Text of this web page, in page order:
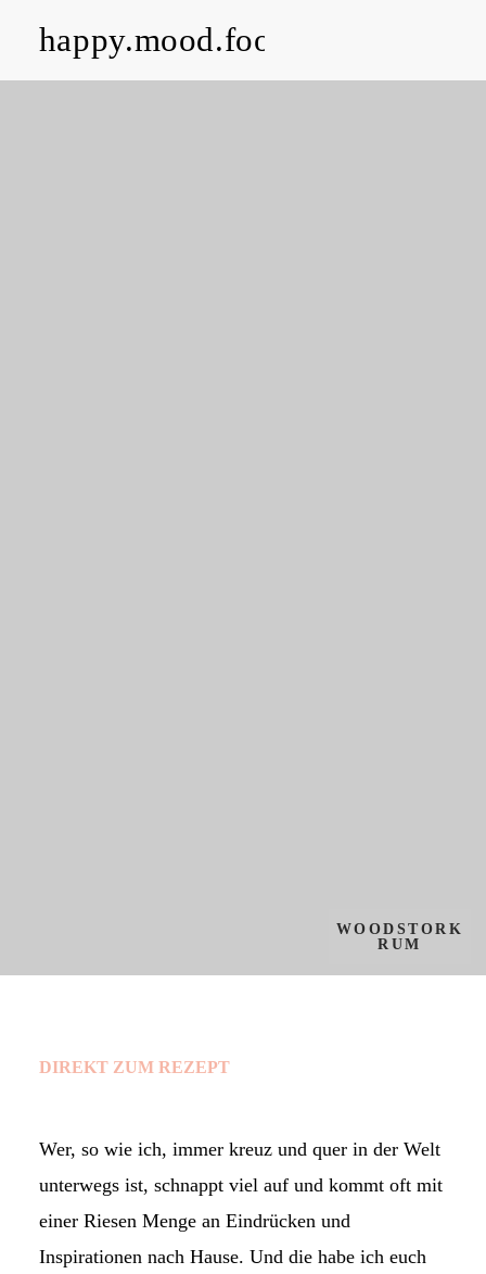
happy.mood.food
WOODSTORK
RUM
DIREKT ZUM REZEPT
Wer, so wie ich, immer kreuz und quer in der Welt
unterwegs ist, schnappt viel auf und kommt oft mit
einer Riesen Menge an Eindrücken und
Inspirationen nach Hause. Und die habe ich euch